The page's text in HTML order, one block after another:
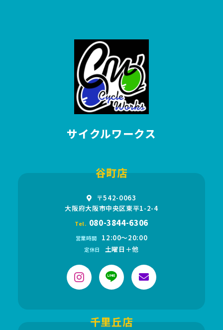
サイクルワークス
谷町店
〒542-0063
大阪府大阪市中央区東平1-2-4
Tel. 080-3844-6306
営業時間 12:00〜20:00
定休日 土曜日＋他
千里丘店